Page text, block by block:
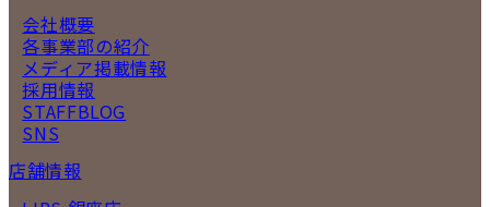
会社概要
各事業部の紹介
メディア掲載情報
採用情報
STAFFBLOG
SNS
店舗情報